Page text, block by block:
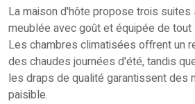
La maison d'hôte propose trois suites
meublée avec goût et équipée de
Les chambres climatisées offrent un
des chaudes journées d'été, tandis
les draps de qualité garantissent des
paisible.